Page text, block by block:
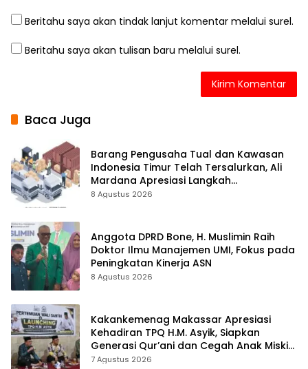
Beritahu saya akan tindak lanjut komentar melalui surel.
Beritahu saya akan tulisan baru melalui surel.
Baca Juga
Barang Pengusaha Tual dan Kawasan
Indonesia Timur Telah Tersalurkan, Ali
Mardana Apresiasi Langkah
Penyelesaian PT Afid Logistik dan PT
8 Agustus 2026
Anggota DPRD Bone, H. Muslimin Raih
Doktor Ilmu Manajemen UMI, Fokus pada
Peningkatan Kinerja ASN
8 Agustus 2026
Kakankemenag Makassar Apresiasi
Kehadiran TPQ H.M. Asyik, Siapkan
Generasi Qur’ani dan Cegah Anak Miskin
Spiritualitas
7 Agustus 2026